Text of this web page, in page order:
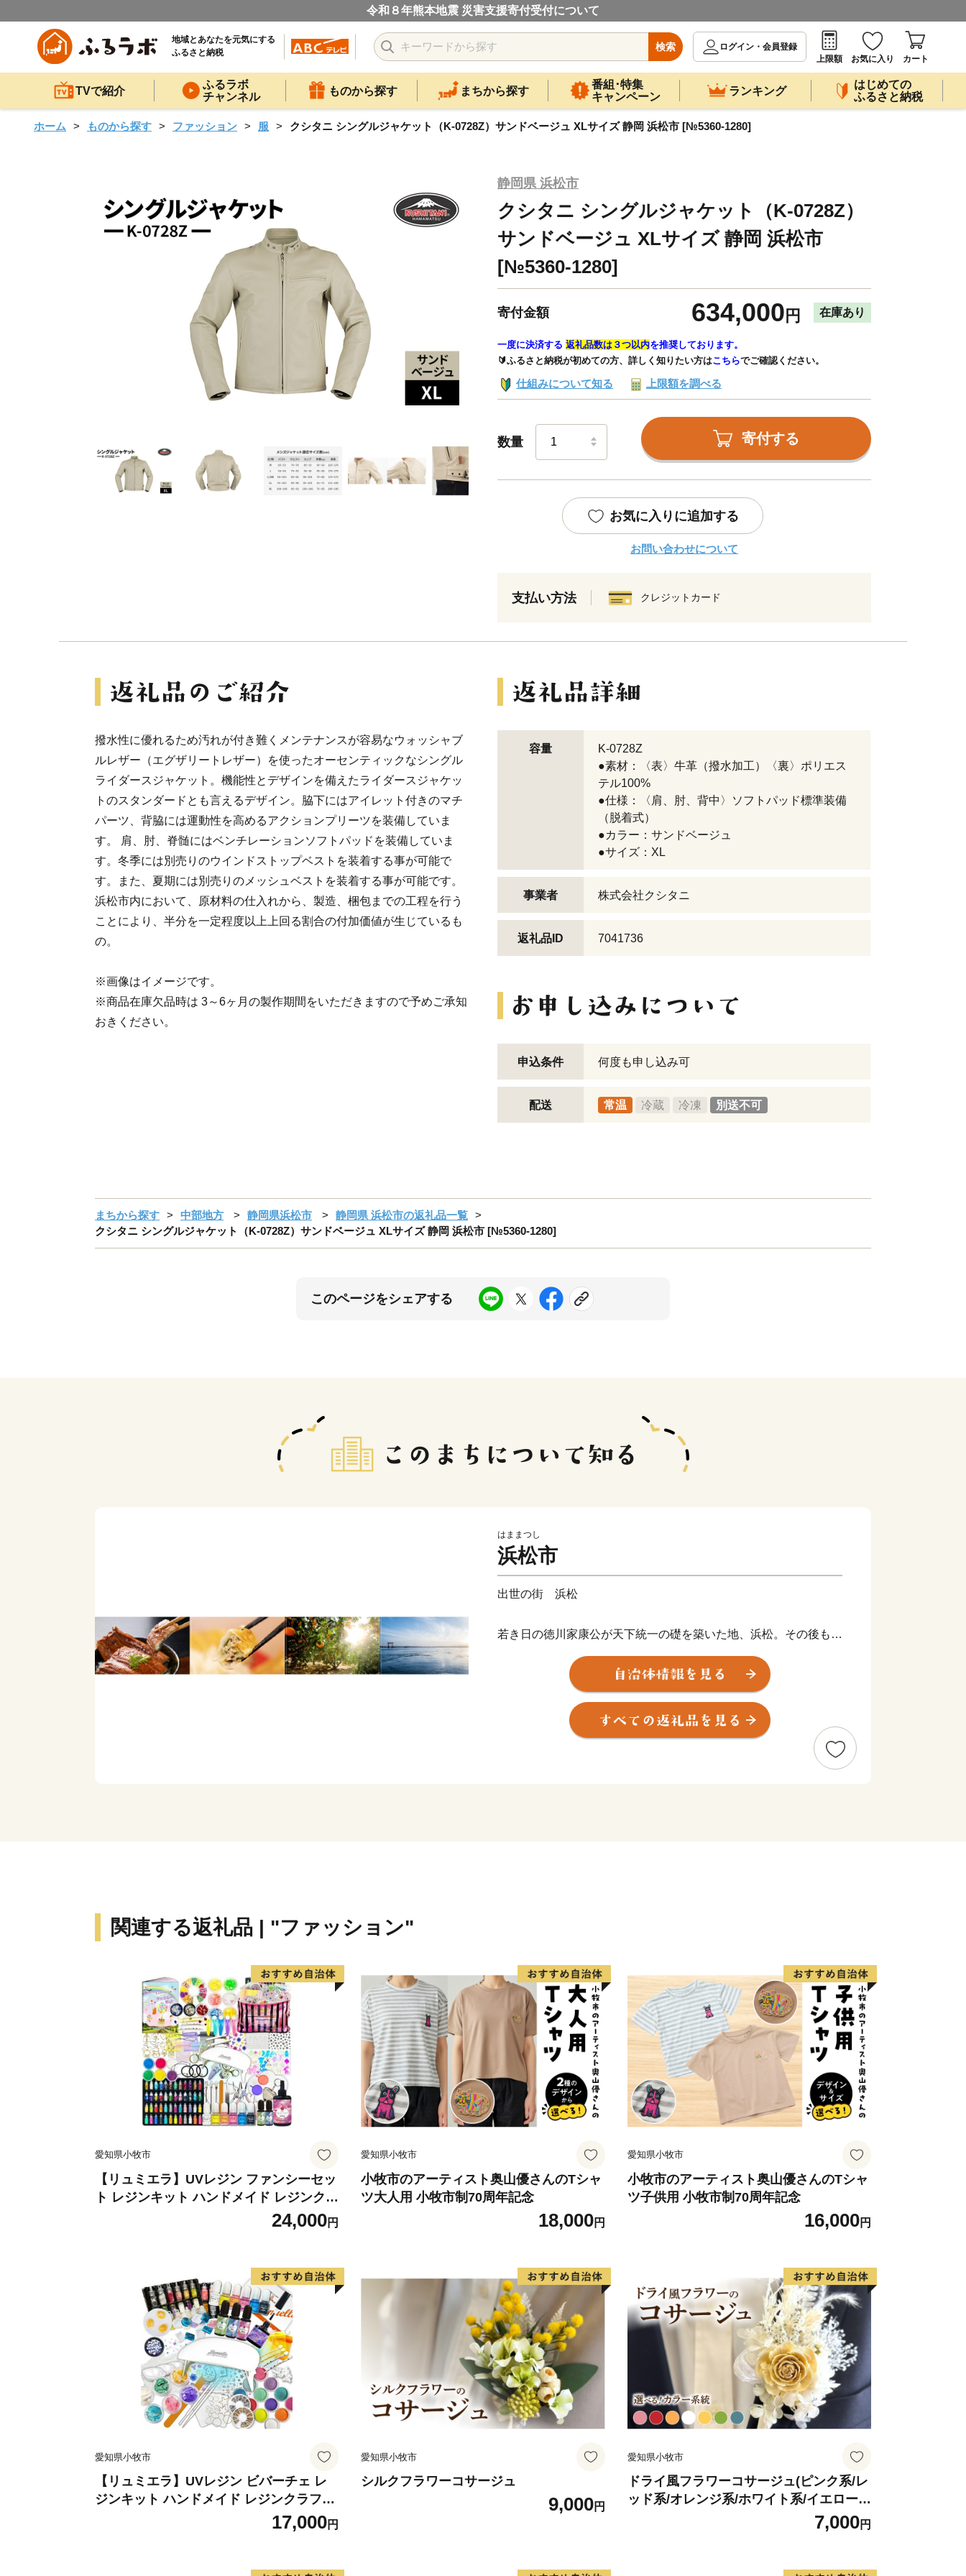
令和８年熊本地震 災害支援寄付受付について
地域とあなたを元気にする
ふるさと納税
検索
ログイン・会員登録
上限額
お気に入り カート
TVで紹介
ふるラボ
チャンネル
ものから探す まちから探す
番組･特集
キャンペーン
ランキング
はじめての
ふるさと納税
ホーム ものから探す ファッション 服 クシタニ シングルジャケット（K-0728Z）サンドベージュ XLサイズ 静岡 浜松市 [№5360-1280]
静岡県 浜松市
クシタニ シングルジャケット（K-0728Z）
サンドベージュ XLサイズ 静岡 浜松市
[№5360-1280]
寄付金額 634,000 円 在庫あり
一度に決済する 返礼品数は３つ以内を推奨しております。
🔰ふるさと納税が初めての方、詳しく知りたい方はこちらでご確認ください。
仕組みについて知る 上限額を調べる
数量 寄付する
お気に入りに追加する
お問い合わせについて
支払い方法 クレジットカード
撥水性に優れるため汚れが付き難くメンテナンスが容易なウォッシャブ
ルレザー（エグザリートレザー）を使ったオーセンティックなシングル
ライダースジャケット。機能性とデザインを備えたライダースジャケッ
トのスタンダードとも言えるデザイン。脇下にはアイレット付きのマチ
パーツ、背脇には運動性を高めるアクションプリーツを装備していま
す。 肩、肘、脊髄にはベンチレーションソフトパッドを装備していま
す。冬季には別売りのウインドストップベストを装着する事が可能で
す。また、夏期には別売りのメッシュベストを装着する事が可能です。
浜松市内において、原材料の仕入れから、製造、梱包までの工程を行う
ことにより、半分を一定程度以上上回る割合の付加価値が生じているも
の。
※画像はイメージです。
※商品在庫欠品時は 3～6ヶ月の製作期間をいただきますので予めご承知
おきください。
容量
K-0728Z
●素材：〈表〉牛革（撥水加工）〈裏〉ポリエス
テル100%
●仕様：〈肩、肘、背中〉ソフトパッド標準装備
（脱着式）
●カラー：サンドベージュ
●サイズ：XL
事業者 株式会社クシタニ
返礼品ID 7041736
申込条件 何度も申し込み可
配送 常温 冷蔵 冷凍 別送不可
まちから探す 中部地方 静岡県浜松市
静岡県 浜松市の返礼品一覧
クシタニ シングルジャケット（K-0728Z）サンドベージュ XLサイズ 静岡 浜松市 [№5360-1280]
このページをシェアする
はままつし
浜松市
出世の街 浜松
若き日の徳川家康公が天下統一の礎を築いた地、浜松。その後も水
野忠邦など歴代城主の多くが幕府の要職への出世しました。
近代では、世界的な研究者や技術者、音楽家や芸術家を輩出したほ
か、世界に名高い多くの企業が、浜松から生まれています。
浜松市は東京と大阪のほぼ中央に位置する、人口約80万人の政令
指定都市。北は天竜の美林、南は遠州灘、西は浜名湖、東は天竜川
関連する返礼品 | "ファッション"
愛知県小牧市
【リュミエラ】UVレジン ファンシーセッ
ト レジンキット ハンドメイド レジンクラ
フト アクセサリーキット 手作り セット
24,000円
愛知県小牧市
小牧市のアーティスト奥山優さんのTシャ
ツ大人用 小牧市制70周年記念
18,000円
愛知県小牧市
小牧市のアーティスト奥山優さんのTシャ
ツ子供用 小牧市制70周年記念
16,000円
愛知県小牧市
【リュミエラ】UVレジン ビバーチェ レ
ジンキット ハンドメイド レジンクラフト
アクセサリーキット 手作り セット レジン
17,000円
愛知県小牧市
シルクフラワーコサージュ
9,000円
愛知県小牧市
ドライ風フラワーコサージュ(ピンク系/レ
ッド系/オレンジ系/ホワイト系/イエロー
7,000円